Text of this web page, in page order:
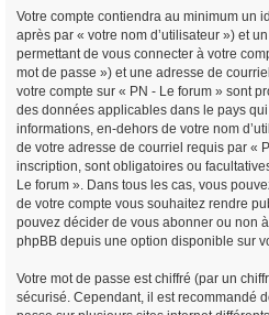
Votre compte contiendra au minimum un
après par « votre nom d’utilisateur ») et
permettant de vous connecter à votre
mot de passe ») et une adresse de
votre compte sur « PN - Le forum » sont
des données applicables dans le pays
informations, en-dehors de votre nom
de votre adresse de courriel requis par «
inscription, sont obligatoires ou
Le forum ». Dans tous les cas, vous
de votre compte vous souhaitez rendre
pouvez décider de vous abonner ou non
phpBB depuis une option disponible sur
Votre mot de passe est chiffré (par un
sécurisé. Cependant, il est recommandé